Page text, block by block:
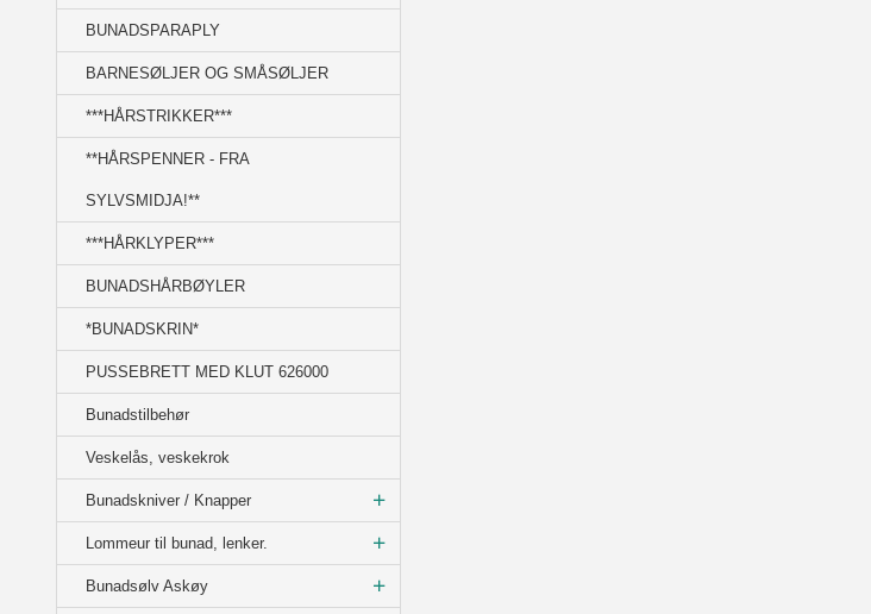
BUNADSPARAPLY
BARNESØLJER OG SMÅSØLJER
***HÅRSTRIKKER***
**HÅRSPENNER - FRA
SYLVSMIDJA!**
***HÅRKLYPER***
BUNADSHÅRBØYLER
*BUNADSKRIN*
PUSSEBRETT MED KLUT 626000
Bunadstilbehør
Veskelås, veskekrok
Bunadskniver / Knapper
Lommeur til bunad, lenker.
Bunadsølv Askøy